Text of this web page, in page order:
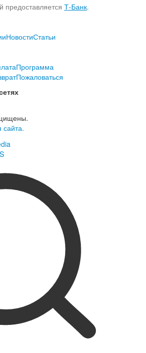
Т-Банк.
НовостиСтатьи
Программа
Пожаловаться
сайта.